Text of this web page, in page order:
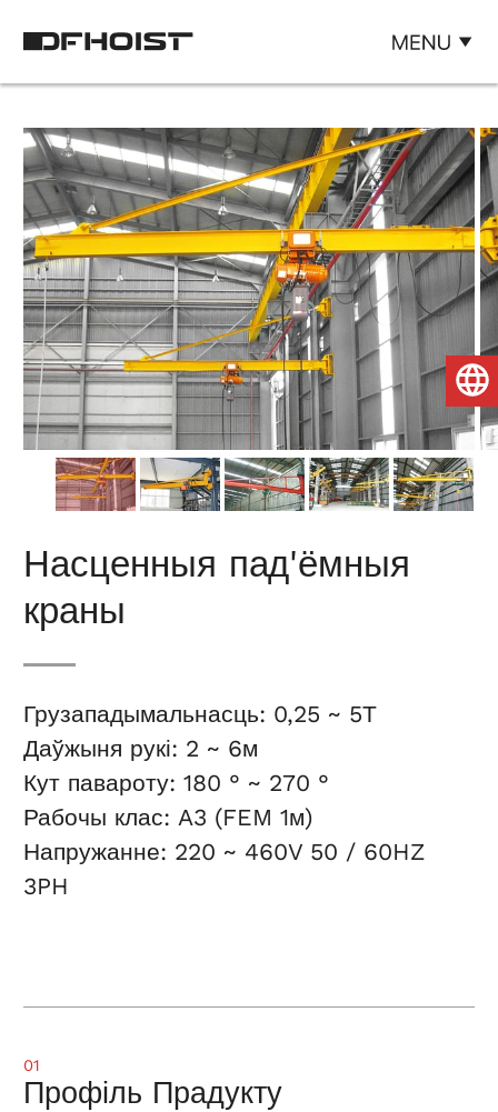
Насценныя пад'ёмныя
краны
Грузападымальнасць: 0,25 ~ 5Т
Даўжыня рукі: 2 ~ 6м
Кут павароту: 180 ° ~ 270 °
Рабочы клас: A3 (FEM 1м)
Напружанне: 220 ~ 460V 50 / 60HZ
3PH
01
Профіль Прадукту